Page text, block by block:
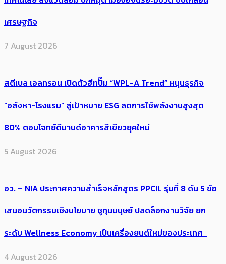
เศรษฐกิจ
7 August 2026
สตีเบล เอลทรอน เปิดตัวฮีทปั๊ม “WPL-A Trend” หนุนธุรกิจ
“อสังหา-โรงแรม” สู่เป้าหมาย ESG ลดการใช้พลังงานสูงสุด
80% ตอบโจทย์ดีมานด์อาคารสีเขียวยุคใหม่
5 August 2026
อว. – NIA ประกาศความสำเร็จหลักสูตร PPCIL รุ่นที่ 8 ดัน 5 ข้อ
เสนอนวัตกรรมเชิงนโยบาย ชูทุนมนุษย์ ปลดล็อกงานวิจัย ยก
ระดับ Wellness Economy เป็นเครื่องยนต์ใหม่ของประเทศ
4 August 2026